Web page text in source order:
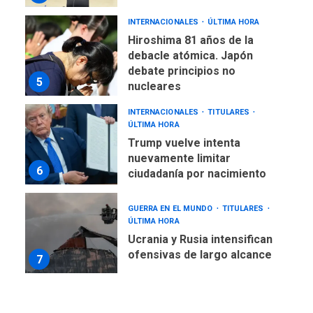
5
INTERNACIONALES ÚLTIMA HORA
Hiroshima 81 años de la
debacle atómica. Japón
debate principios no
nucleares
6
INTERNACIONALES
TITULARES
ÚLTIMA HORA
Trump vuelve intenta
nuevamente limitar
ciudadanía por nacimiento
7
GUERRA EN EL MUNDO
TITULARES
ÚLTIMA HORA
Ucrania y Rusia intensifican
ofensivas de largo alcance